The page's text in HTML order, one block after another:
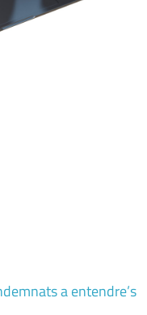
a entendre’s